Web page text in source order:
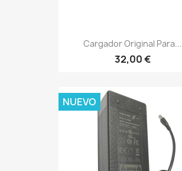
Cargador Original Para...
32,00 €
NUEVO